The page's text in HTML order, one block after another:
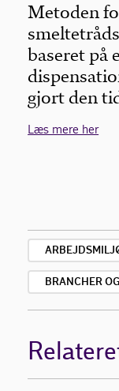
Metoden
baseret på
gjort den
Læs mere her
BRANCHER